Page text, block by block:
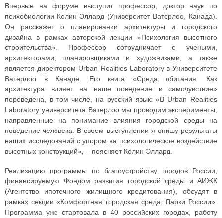
Впервые на форуме выступит профессор, доктор наук по
психобиологии Колин Эллард (Университет Ватерлоо, Канада).
Он расскажет о планировании архитектуры и городского
дизайна в рамках авторской лекции «Психология высотного
строительства». Профессор сотрудничает с учеными,
архитекторами, планировщиками и художниками, а также
является директором Urban Realities Laboratory в Университете
Ватерлоо в Канаде. Его книга «Среда обитания. Как
архитектура влияет на наше поведение и самочувствие»
переведена, в том числе, на русский язык: «В Urban Realities
Laboratory университета Ватерлоо мы проводим эксперименты,
направленные на понимание влияния городской среды на
поведение человека. В своем выступлении я опишу результаты
наших исследований с упором на психологическое воздействие
высотных конструкций», – поясняет Колин Эллард.
Реализацию программы по благоустройству городов России,
финансируемую Фондом развития городской среды и АИЖК
(Агентство ипотечного жилищного кредитования), обсудят в
рамках секции «Комфортная городская среда. Парки России».
Программа уже стартовала в 40 российских городах, работу